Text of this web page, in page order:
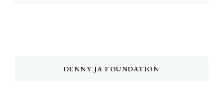
DENNY JA FOUNDATION